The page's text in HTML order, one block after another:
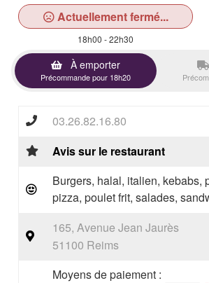
Actuellement fermé...
18h00 - 22h30
À emporter
Précommande pour 18h20
03.26.82.16.80
Avis sur le restaurant
Burgers, halal, italien, kebabs,
pizza, poulet frit, salades,
165, Avenue Jean Jaurès
51100 Reims
Moyens de paiement :